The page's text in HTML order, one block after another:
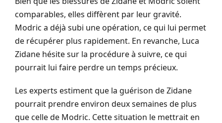
comparables, elles diffèrent par leur gravité.
Modric a déjà subi une opération, ce qui lui permet
de récupérer plus rapidement. En revanche, Luca
Zidane hésite sur la procédure à suivre, ce qui
pourrait lui faire perdre un temps précieux.
Les experts estiment que la guérison de Zidane
pourrait prendre environ deux semaines de plus
que celle de Modric. Cette situation le mettrait en